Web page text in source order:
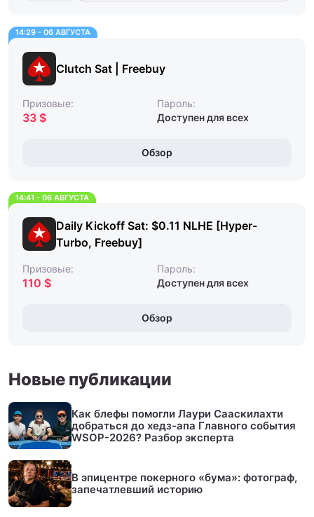
14:29 - 06 АВГУСТА
Clutch Sat | Freebuy
Призовые:
33 $
Пароль:
Доступен для всех
Обзор
14:41 - 06 АВГУСТА
Daily Kickoff Sat: $0.11 NLHE [Hyper-
Turbo, Freebuy]
Призовые:
110 $
Пароль:
Доступен для всех
Обзор
Новые публикации
Как блефы помогли Лаури Сааскилахти
добраться до хедз-апа Главного события
WSOP-2026? Разбор эксперта
В эпицентре покерного «бума»: фотограф,
запечатлевший историю